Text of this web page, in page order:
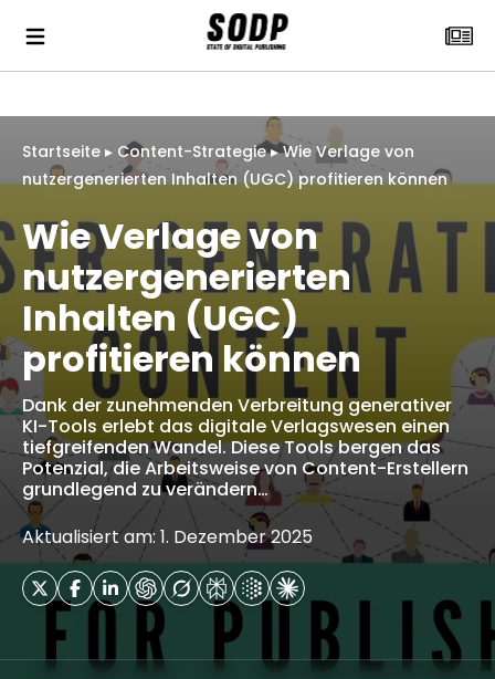
Startseite ▸ Content-Strategie▸Wie Verlage von
nutzergenerierten Inhalten (UGC) profitieren können
Wie Verlage von
nutzergenerierten
Inhalten (UGC)
profitieren können
Dank der zunehmenden Verbreitung generativer
KI-Tools erlebt das digitale Verlagswesen einen
tiefgreifenden Wandel. Diese Tools bergen das
Potenzial, die Arbeitsweise von Content-Erstellern
grundlegend zu verändern…
Aktualisiert am: 1. Dezember 2025